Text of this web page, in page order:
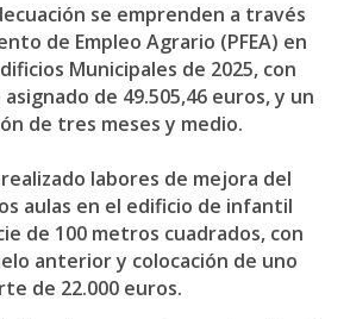
se emprenden a través
de Empleo Agrario (PFEA) en
Municipales de 2025, con
de 49.505,46 euros, y un
de tres meses y medio.
labores de mejora del
aulas en el edificio de infantil
de 100 metros cuadrados, con
anterior y colocación de uno
de 22.000 euros.